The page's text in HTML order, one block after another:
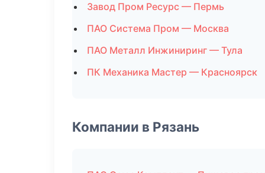
Завод Пром Ресурс — Пермь
ПАО Система Пром — Москва
ПАО Металл Инжиниринг — Тула
ПК Механика Мастер — Красноярск
Компании в Рязань